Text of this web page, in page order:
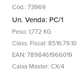
Cód.: 73969
Un. Venda: PC/1
Peso: 1,772 KG
Class. Fiscal: 8516.79.10
EAN: 7898461966019
Caixa Master: CX/4